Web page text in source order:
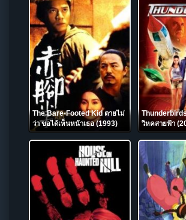
The Bare-Footed Kid ตายไม่
ว่า ขอได้เห็นหน้าเธอ (1993)
วิหคสายฟ้า